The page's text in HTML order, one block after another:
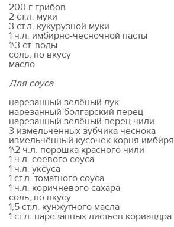
200 г грибов
2 ст.л. муки
3 ст.л. кукурузной муки
1 ч.л. имбирно-чесночной пасты
1\3 ст. воды
соль, по вкусу
масло
Для соуса
нарезанный зелёный лук
нарезанный болгарский перец
нарезанный зелёный перец чили
3 измельчённых зубчика чеснока
измельчённый кусочек корня имбиря
1\2 ч.л. порошка красного чили
1 ч.л. соевого соуса
1 ч.л. уксуса
1 ст.л. томатного соуса
1 ч.л. коричневого сахара
соль, по вкусу
1,5 ст.л. кунжутного масла
1 ст.л. нарезанных листьев кориандра